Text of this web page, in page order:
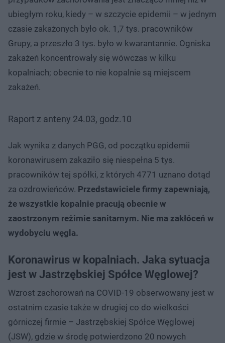
ubiegłym roku, kiedy – w szczycie epidemii – w jednym
czasie zakażonych było ok. 1,7 tys. pracowników
Grupy, a przeszło 3 tys. było w kwarantannie. Ogniska
zakażeń koncentrowały się wówczas w kilku
kopalniach; obecnie to nie kopalnie są miejscem
zakażeń.
Raport z anteny 24.03, godz.10
Jak wynika z danych PGG, od początku epidemii
koronawirusem zakaziło się niespełna 5 tys.
pracowników tej spółki, z których 4771 uznano dotąd
za ozdrowieńców. Przedstawiciele firmy zapewniają,
że wszystkie kopalnie pracują obecnie w
zaostrzonym reżimie sanitarnym. Nie ma zakłóceń w
wydobyciu węgla.
Koronawirus w kopalniach. Jaka sytuacja
jest w Jastrzębskiej Spółce Węglowej?
Wzrost zachorowań na COVID-19 obserwowany jest w
ostatnim czasie także w drugiej co do wielkości
górniczej firmie – Jastrzębskiej Spółce Węglowej
(JSW), gdzie w środę potwierdzono 20 nowych